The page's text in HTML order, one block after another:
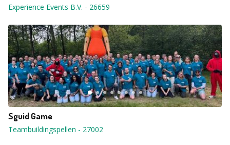
Experience Events B.V. - 26659
Sguid Game
Teambuildingspellen - 27002